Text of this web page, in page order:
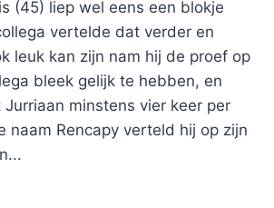
(45) liep wel eens een blokje
vertelde dat verder en
leuk kan zijn nam hij de proef op
bleek gelijk te hebben, en
minstens vier keer per
naam Rencapy verteld hij op zijn